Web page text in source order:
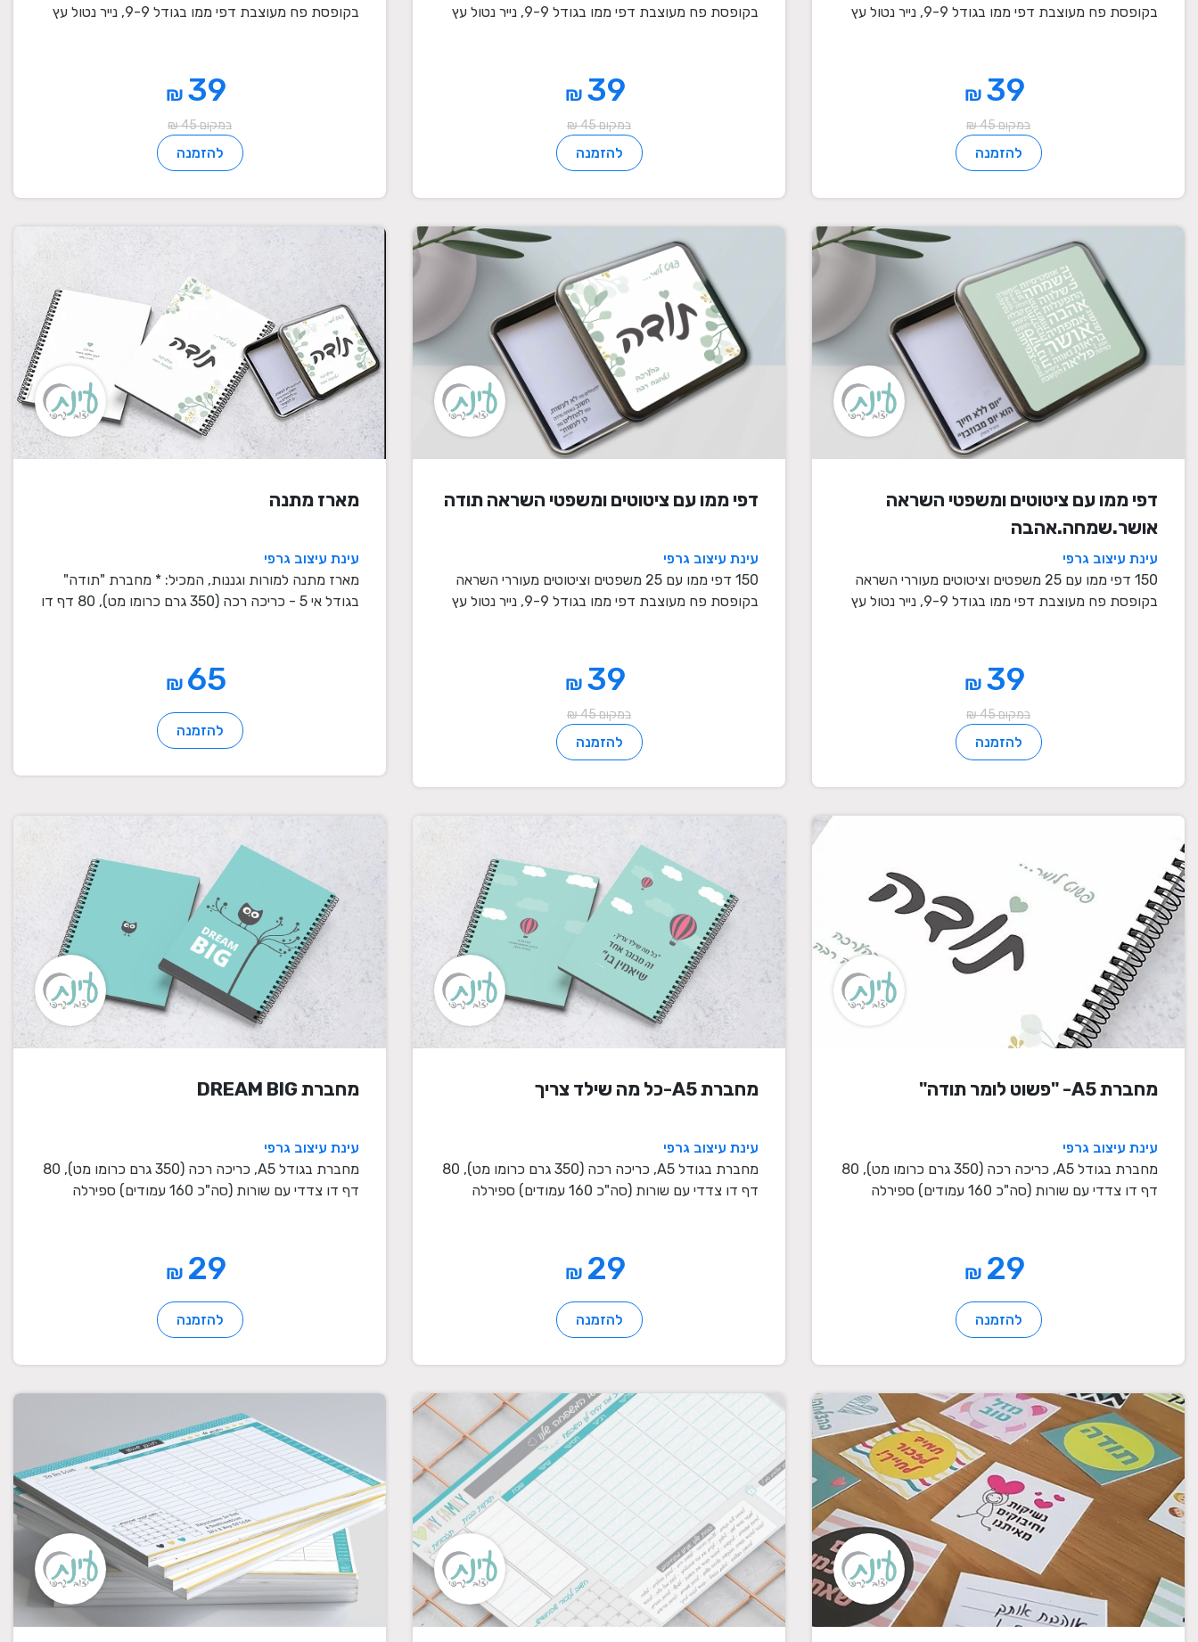
בקופסת פח מעוצבת דפי ממו בגודל 9-9, נייר נטול עץ
₪
במקום 45 ₪
להזמנה
בקופסת פח מעוצבת דפי ממו בגודל 9-9, נייר נטול עץ
₪
במקום 45 ₪
להזמנה
בקופסת פח מעוצבת דפי ממו בגודל 9-9, נייר נטול עץ
₪
במקום 45 ₪
להזמנה
דפי ממו עם ציטוטים ומשפטי השראה
אושר.שמחה.אהבה
עינת עיצוב גרפי
150 דפי ממו עם 25 משפטים וציטוטים מעוררי השראה
בקופסת פח מעוצבת דפי ממו בגודל 9-9, נייר נטול עץ
₪
במקום 45 ₪
להזמנה
דפי ממו עם ציטוטים ומשפטי השראה תודה
עינת עיצוב גרפי
150 דפי ממו עם 25 משפטים וציטוטים מעוררי השראה
בקופסת פח מעוצבת דפי ממו בגודל 9-9, נייר נטול עץ
₪
במקום 45 ₪
להזמנה
מארז מתנה
עינת עיצוב גרפי
מארז מתנה למורות וגננות, המכיל: * מחברת "תודה"
בגודל אי 5 - כריכה רכה (350 גרם כרומו מט), 80 דף דו
₪
להזמנה
מחברת A5- "פשוט לומר תודה"
עינת עיצוב גרפי
מחברת בגודל A5, כריכה רכה (350 גרם כרומו מט), 80
דף דו צדדי עם שורות (סה"כ 160 עמודים) ספירלה
₪
להזמנה
מחברת A5-כל מה שילד צריך
עינת עיצוב גרפי
מחברת בגודל A5, כריכה רכה (350 גרם כרומו מט), 80
דף דו צדדי עם שורות (סה"כ 160 עמודים) ספירלה
₪
להזמנה
מחברת DREAM BIG
עינת עיצוב גרפי
מחברת בגודל A5, כריכה רכה (350 גרם כרומו מט), 80
דף דו צדדי עם שורות (סה"כ 160 עמודים) ספירלה
₪
להזמנה